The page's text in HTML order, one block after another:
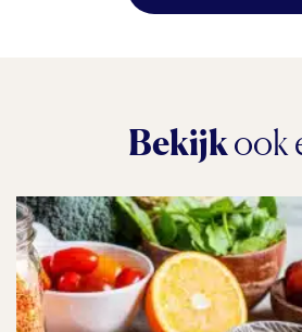
Bekijkook